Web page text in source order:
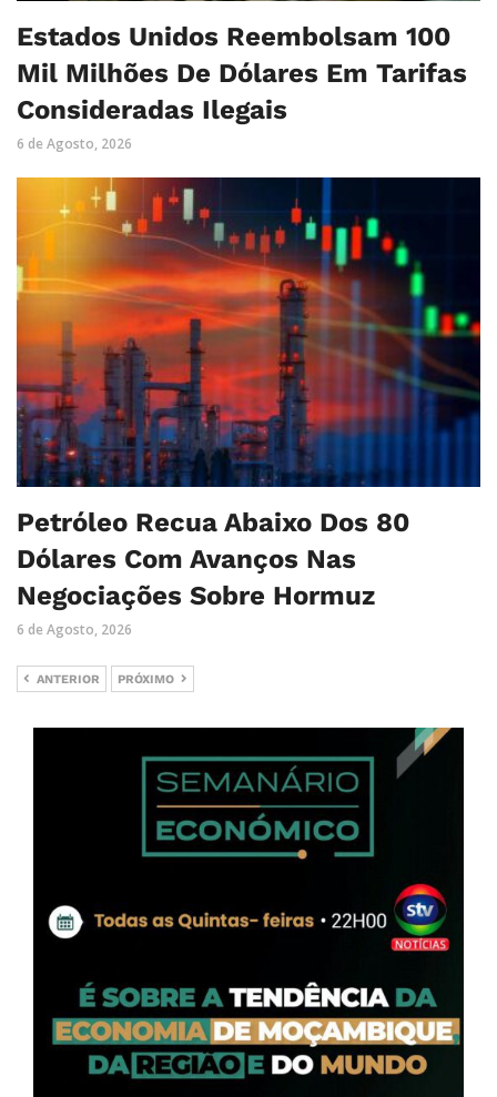
Estados Unidos Reembolsam 100
Mil Milhões De Dólares Em Tarifas
Consideradas Ilegais
6 de Agosto, 2026
Petróleo Recua Abaixo Dos 80
Dólares Com Avanços Nas
Negociações Sobre Hormuz
6 de Agosto, 2026
ANTERIOR PRÓXIMO